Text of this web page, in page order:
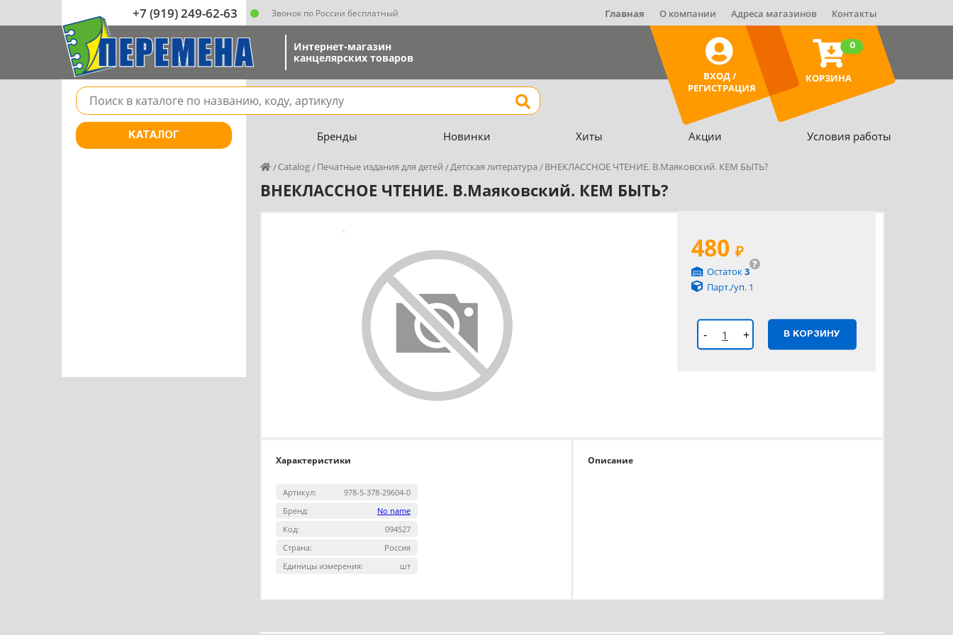
+7 (919) 249-62-63 Звонок по России бесплатный Главная О компании Адреса магазинов Контакты
Интернет-магазин
канцелярских товаров
ВХОД /
РЕГИСТРАЦИЯ
КОРЗИНА
0
Поле для поиска товара в каталоге Найти
КАТАЛОГ Бренды Новинки Хиты Акции Условия работы
Catalog Печатные издания для детей Детская литература ВНЕКЛАССНОЕ ЧТЕНИЕ. В.Маяковский. КЕМ БЫТЬ?
ВНЕКЛАССНОЕ ЧТЕНИЕ. В.Маяковский. КЕМ БЫТЬ?
480 ₽
?
Остаток3
Парт./уп. 1
- + В КОРЗИНУ
Характеристики
Артикул:
978-5-378-29604-0
Бренд:
No name
Код:
094527
Страна:
Россия
Единицы измерения:
шт
Описание